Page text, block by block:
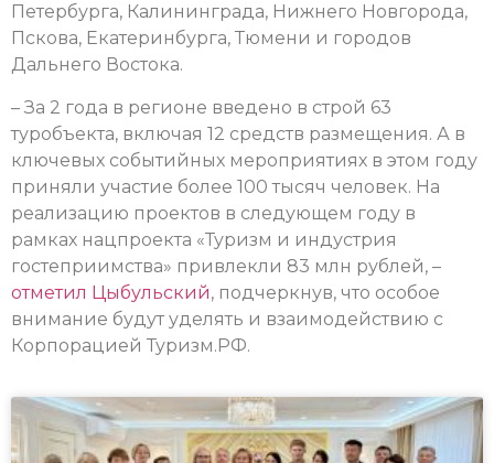
Петербурга, Калининграда, Нижнего Новгорода,
Пскова, Екатеринбурга, Тюмени и городов
Дальнего Востока.
– За 2 года в регионе введено в строй 63
туробъекта, включая 12 средств размещения. А в
ключевых событийных мероприятиях в этом году
приняли участие более 100 тысяч человек. На
реализацию проектов в следующем году в
рамках нацпроекта «Туризм и индустрия
гостеприимства» привлекли 83 млн рублей, –
отметил Цыбульский, подчеркнув, что особое
внимание будут уделять и взаимодействию с
Корпорацией Туризм.РФ.